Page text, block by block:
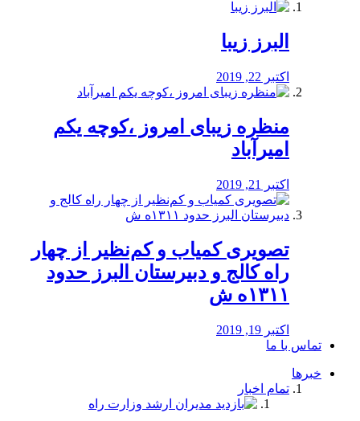
البرز زیبا
اکتبر 22, 2019
منظره‌‌ زیبای امروز ،کوچه یکم
امیرآباد
اکتبر 21, 2019
️تصویری کمیاب و کم‌نظیر از چهار
راه كالج و دبيرستان البرز حدود
۱۳۱۱ه ش
اکتبر 19, 2019
تماس با ما
خبرها
تمام اخبار